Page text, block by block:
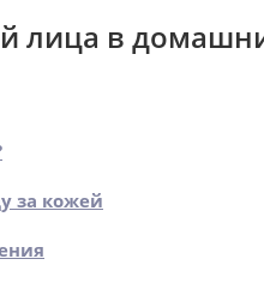
лица в
за кожей